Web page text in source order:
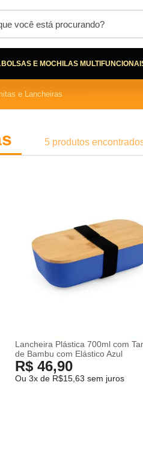
BOLSAS E MOCHILAS
e Lancheiras
5 produtos
Lancheira Plástica 700ml com
de Bambu com Elástico Azul
R$ 46,90
Ou 3x de R$15,63 sem juros